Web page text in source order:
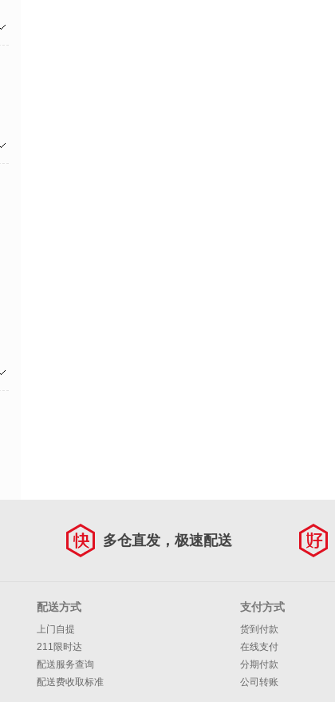
多仓直发，极速配送
配送方式
上门自提
211限时达
配送服务查询
配送费收取标准
支付方式
货到付款
在线支付
分期付款
公司转账